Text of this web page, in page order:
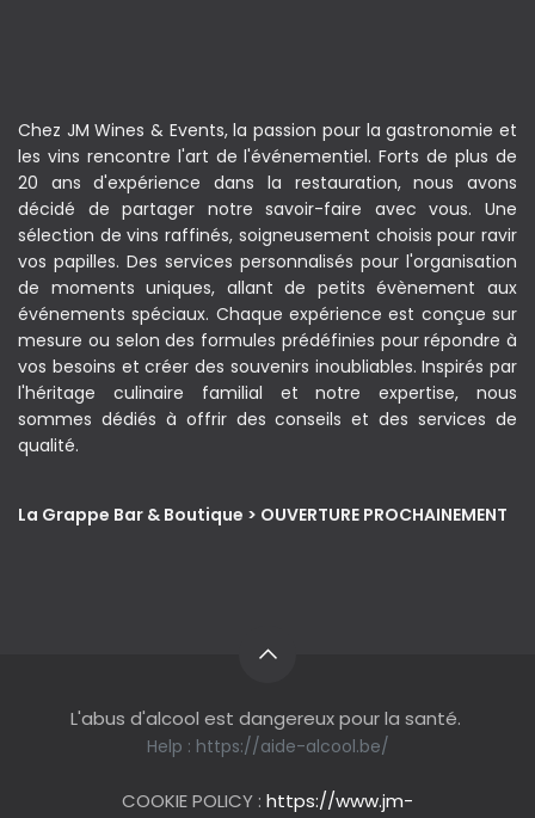
Chez JM Wines & Events, la passion pour la gastronomie et
les vins rencontre l'art de l'événementiel. Forts de plus de
20 ans d'expérience dans la restauration, nous avons
décidé de partager notre savoir-faire avec vous. Une
sélection de vins raffinés, soigneusement choisis pour ravir
vos papilles. Des services personnalisés pour l'organisation
de moments uniques, allant de petits évènement aux
événements spéciaux. Chaque expérience est conçue sur
mesure ou selon des formules prédéfinies pour répondre à
vos besoins et créer des souvenirs inoubliables. Inspirés par
l'héritage culinaire familial et notre expertise, nous
sommes dédiés à offrir des conseils et des services de
qualité.
La Grappe Bar & Boutique > OUVERTURE PROCHAINEMENT
L'abus d'alcool est dangereux pour la santé.
Help : https://aide-alcool.be/
COOKIE POLICY : https://www.jm-